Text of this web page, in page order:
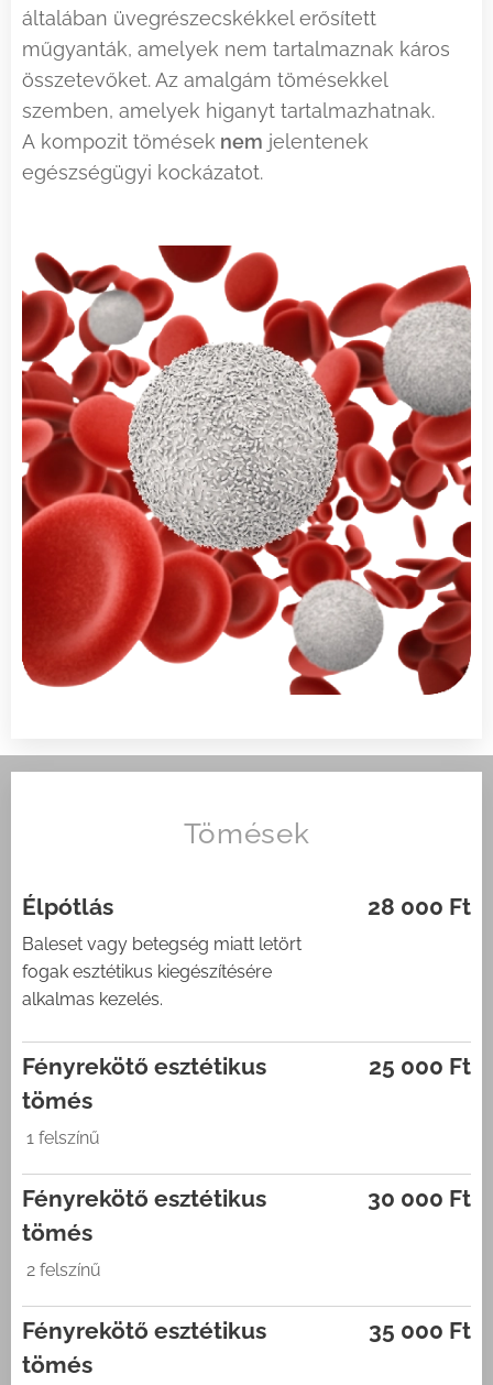
általában üvegrészecskékkel erősített
műgyanták, amelyek nem tartalmaznak káros
összetevőket. Az amalgám tömésekkel
szemben, amelyek higanyt tartalmazhatnak.
A kompozit tömések nem jelentenek
egészségügyi kockázatot.
Tömések
Élpótlás
Baleset vagy betegség miatt letört
fogak esztétikus kiegészítésére
alkalmas kezelés.
28 000 Ft
Fényrekötő esztétikus
tömés
1 felszínű
25 000 Ft
Fényrekötő esztétikus
tömés
2 felszínű
30 000 Ft
Fényrekötő esztétikus
tömés
35 000 Ft